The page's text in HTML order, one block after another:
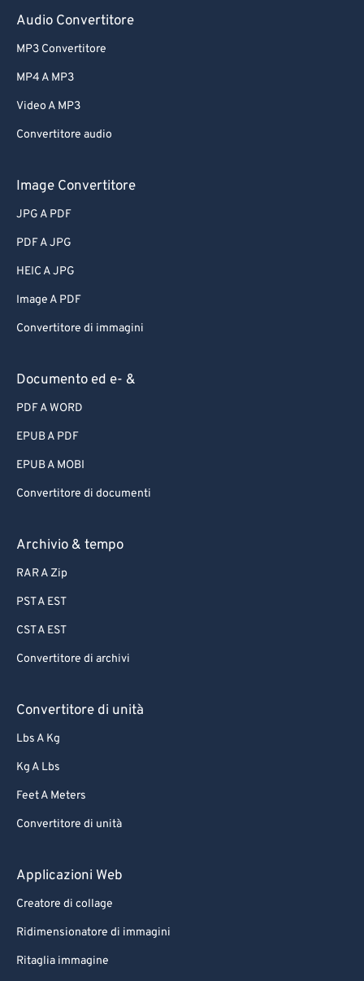
Audio Convertitore
MP3 Convertitore
MP4 A MP3
Video A MP3
Convertitore audio
Image Convertitore
JPG A PDF
PDF A JPG
HEIC A JPG
Image A PDF
Convertitore di immagini
Documento ed e- &
PDF A WORD
EPUB A PDF
EPUB A MOBI
Convertitore di documenti
Archivio & tempo
RAR A Zip
PST A EST
CST A EST
Convertitore di archivi
Convertitore di unità
Lbs A Kg
Kg A Lbs
Feet A Meters
Convertitore di unità
Applicazioni Web
Creatore di collage
Ridimensionatore di immagini
Ritaglia immagine